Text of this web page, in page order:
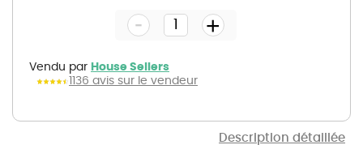
Description détaillée
gallery
Vendu par House Sellers
1136 avis sur le vendeur
- +